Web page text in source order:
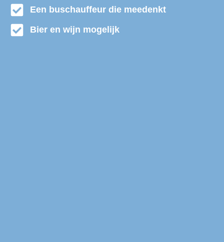
Een buschauffeur die meedenkt
Bier en wijn mogelijk